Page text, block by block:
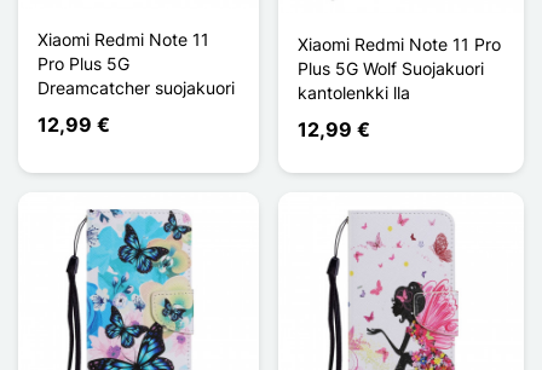
Xiaomi Redmi Note 11
Pro Plus 5G
Dreamcatcher suojakuori
12,99 €
Xiaomi Redmi Note 11 Pro
Plus 5G Wolf Suojakuori
kantolenkki lla
12,99 €